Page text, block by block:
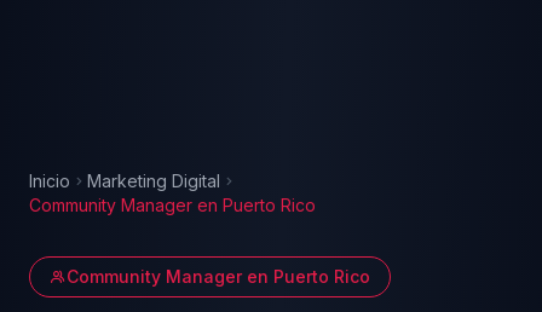
Inicio
Marketing Digital
Community Manager en Puerto Rico
Community Manageren Puerto Rico